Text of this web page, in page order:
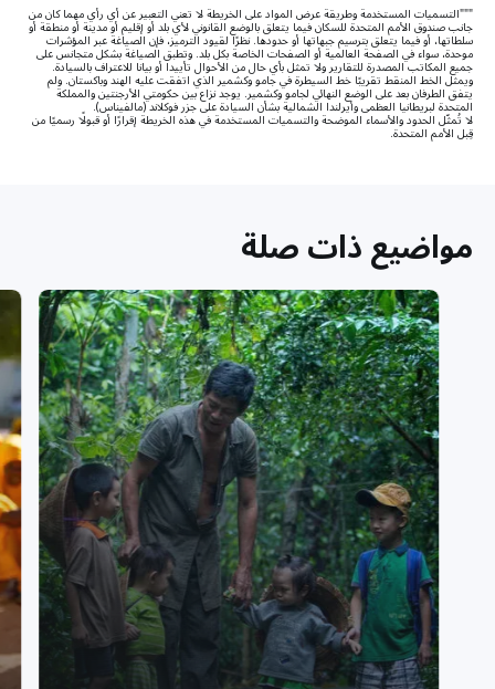
"""التسميات المستخدمة وطريقة عرض المواد على الخريطة لا تعني التعبير عن أي رأي مهما كان من
جانب صندوق الأمم المتحدة للسكان فيما يتعلق بالوضع القانوني لأي بلد أو إقليم أو مدينة أو منطقة أو
سلطاتها، أو فيما يتعلق بترسيم جبهاتها أو حدودها. نظرًا لقيود الترميز، فإن الصياغة عبر المؤشرات
موحدة، سواء في الصفحة العالمية أو الصفحات الخاصة بكل بلد. وتطبق الصياغة بشكل متجانس على
جميع المكاتب المصدرة للتقارير ولا تمثل بأي حال من الأحوال تأييدا أو بيانا للاعتراف بالسيادة.
ويمثل الخط المنقط تقريبًا خط السيطرة في جامو وكشمير الذي اتفقت عليه الهند وباكستان. ولم
يتفق الطرفان بعد على الوضع النهائي لجامو وكشمير. يوجد نزاع بين حكومتي الأرجنتين والمملكة
المتحدة لبريطانيا العظمى وأيرلندا الشمالية بشأن السيادة على جزر فوكلاند (مالفيناس).
لا تُمثّل الحدود والأسماء الموضحة والتسميات المستخدمة في هذه الخريطة إقرارًا أو قبولًا رسميًا من
قِبل الأمم المتحدة.
مواضيع ذات صلة